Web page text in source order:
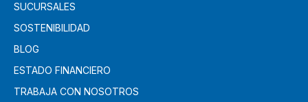
SUCURSALES
SOSTENIBILIDAD
BLOG
ESTADO FINANCIERO
TRABAJA CON NOSOTROS